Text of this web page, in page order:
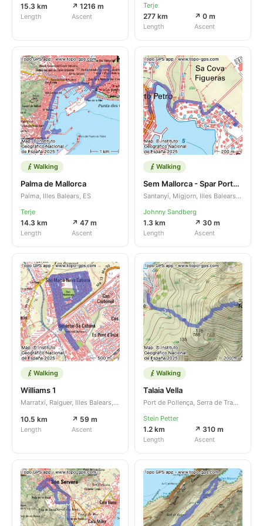
15.3 km
Length
↗ 1216 m
Ascent
Terje
277 km
Length
↗ 0 m
Ascent
Walking
Palma de Mallorca
Palma, Illes Balears, ES
Terje
14.3 km
Length
↗ 47 m
Ascent
Walking
Sem Mallorca - Spar Portopetro
Santanyí, Migjorn, Illes Balears, ES
Johnny Sandberg
1.3 km
Length
↗ 30 m
Ascent
Walking
Williams 1
Marratxí, Raiguer, Illes Balears, ES
10.5 km
Length
↗ 59 m
Ascent
Walking
Talaia Vella
Port de Pollença, Serra de Tramuntana, Illes Balears, ES
Stein Petter
1.2 km
Length
↗ 310 m
Ascent